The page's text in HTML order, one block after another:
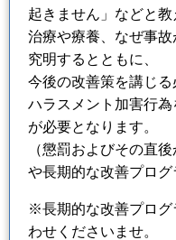
起きません」などと教
治療や療養、なぜ事
究明するとともに、
今後の改善策を講じる
ハラスメント加害行
が必要となります。
（懲罰およびその直
や長期的な改善プログ
※長期的な改善プログ
わせくださいませ。